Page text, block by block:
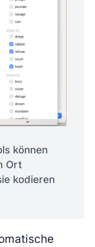
können
Ort
kodieren